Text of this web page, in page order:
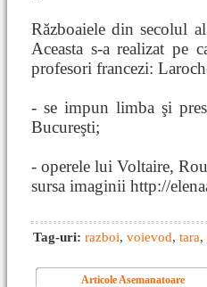
Războaiele din secolul
Aceasta s-a realizat pe
profesori francezi:
- se impun limba şi
Bucureşti;
- operele lui Voltaire,
sursa imaginii http://
Tag-uri: razboi, voievod, tara,
Articole Asemanatoare